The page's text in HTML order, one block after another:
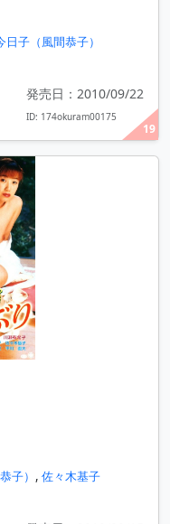
19
日子（風間恭子）
発売日：2010/09/22
ID: 174okuram00175
子） , 佐々木基子